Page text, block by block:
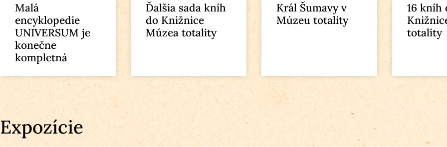
Malá
encyklopedie
UNIVERSUM je
konečne
kompletná
Ďalšia sada kníh
do Knižnice
Múzea totality
Král Šumavy v
Múzeu totality
16 kníh
totality
Expozície